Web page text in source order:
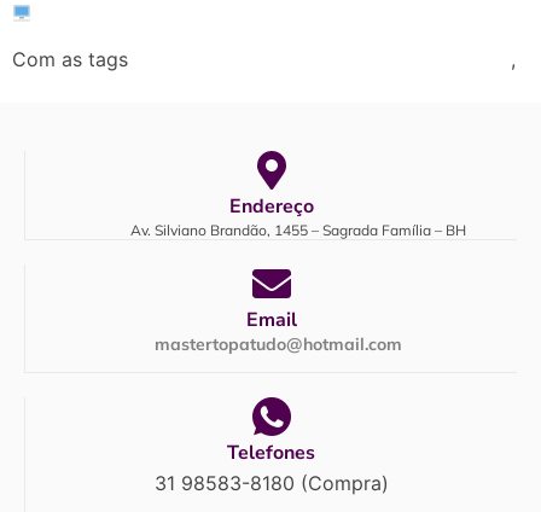
Com as tags ,
Endereço
Av. Silviano Brandão, 1455 – Sagrada Família – BH
Email
mastertopatudo@hotmail.com
Telefones
31 98583-8180 (Compra)